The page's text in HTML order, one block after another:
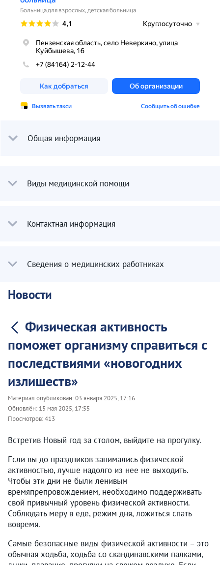
Общая информация
Виды медицинской помощи
Контактная информация
Сведения о медицинских работниках
Новости
Физическая активность
поможет организму справиться с
последствиями «новогодних
излишеств»
Материал опубликован:03 января 2025, 17:16
Обновлён: 15 мая 2025, 17:55
Просмотров:413
Встретив Новый год за столом, выйдите на прогулку.
Если вы до праздников занимались физической
активностью, лучше надолго из нее не выходить.
Чтобы эти дни не были ленивым
времяпрепровождением, необходимо поддерживать
свой привычный уровень физической активности.
Соблюдать меру в еде, режим дня, ложиться спать
вовремя.
Самые безопасные виды физической активности – это
обычная ходьба, ходьба со скандинавскими палками,